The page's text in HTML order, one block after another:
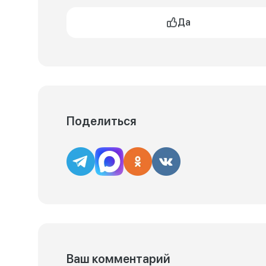
Да
Поделиться
Ваш комментарий